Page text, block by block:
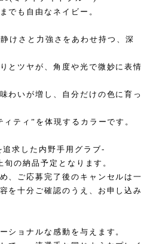
でも自由なネイビー。
けさと力強さをあわせ持つ、深
とツヤが、角度や光で微妙に表情
わいが増し、自分だけの色に育っ
ティ”を体現するカラーです。
求した内野手用グラブ-
の納品予定となります。
、ご応募完了後のキャンセルは一
を十分ご確認のうえ、お申し込み
ショナルな感動を与えます。